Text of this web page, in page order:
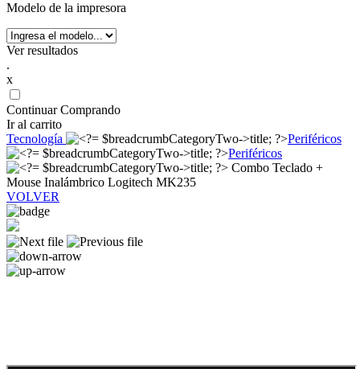
Modelo de la impresora
Ver resultados
.
x
Continuar Comprando
Ir al carrito
Tecnología
Periféricos
Periféricos
Combo Teclado +
Mouse Inalámbrico Logitech MK235
VOLVER